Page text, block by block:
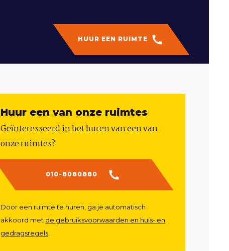
HUUR EEN RUIMTE
Huur een van onze ruimtes
Geïnteresseerd in het huren van een van
onze ruimtes?
010-8080880
Door een ruimte te huren, ga je automatisch
akkoord met de gebruiksvoorwaarden en huis- en
gedragsregels